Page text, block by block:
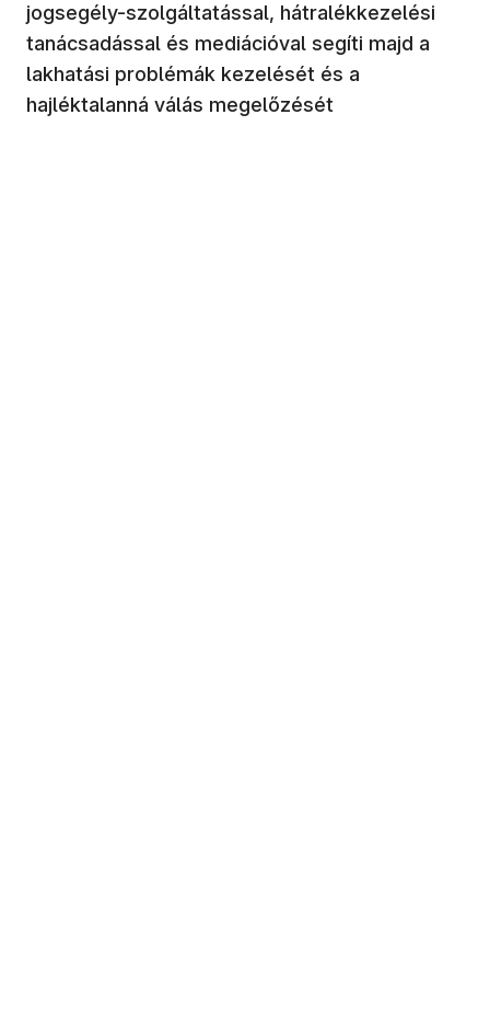
jogsegély-szolgáltatással, hátralékkezelési
tanácsadással és mediációval segíti majd a
lakhatási problémák kezelését és a
hajléktalanná válás megelőzését